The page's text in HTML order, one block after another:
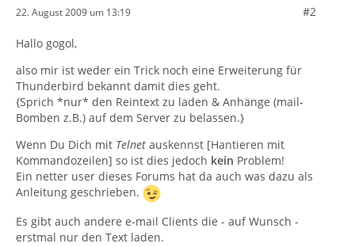
22. August 2009 um 13:19 #2
Hallo gogol,
also mir ist weder ein Trick noch eine Erweiterung für
Thunderbird bekannt damit dies geht.
{Sprich *nur* den Reintext zu laden & Anhänge (mail-
Bomben z.B.) auf dem Server zu belassen.}
Wenn Du Dich mit Telnet auskennst [Hantieren mit
Kommandozeilen] so ist dies jedoch kein Problem!
Ein netter user dieses Forums hat da auch was dazu als
Anleitung geschrieben.
Es gibt auch andere e-mail Clients die - auf Wunsch -
erstmal nur den Text laden.